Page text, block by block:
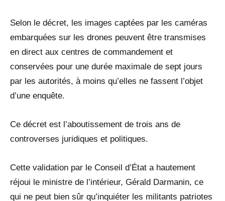
Selon le décret, les images captées par les caméras
embarquées sur les drones peuvent être transmises
en direct aux centres de commandement et
conservées pour une durée maximale de sept jours
par les autorités, à moins qu’elles ne fassent l’objet
d’une enquête.
Ce décret est l’aboutissement de trois ans de
controverses juridiques et politiques.
Cette validation par le Conseil d’État a hautement
réjoui le ministre de l’intérieur, Gérald Darmanin, ce
qui ne peut bien sûr qu’inquiéter les militants patriotes